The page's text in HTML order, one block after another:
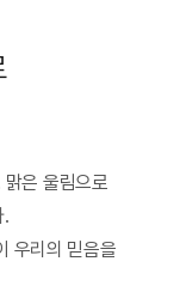
은 울림으로
.
우리의 믿음을